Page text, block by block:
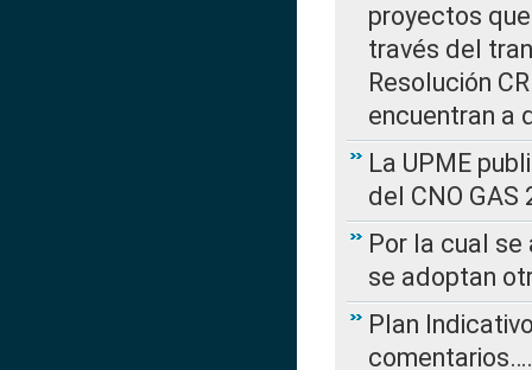
proyectos
través del
Resolución
encuentran a
La UPME
del CNO
Por la cual
se adoptan
Plan